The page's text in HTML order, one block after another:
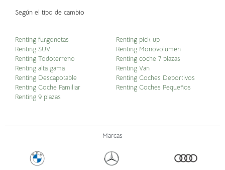
Según el tipo de cambio
Renting furgonetas
Renting SUV
Renting Todoterreno
Renting alta gama
Renting Descapotable
Renting Coche Familiar
Renting 9 plazas
Renting pick up
Renting Monovolumen
Renting coche 7 plazas
Renting Van
Renting Coches Deportivos
Renting Coches Pequeños
Marcas